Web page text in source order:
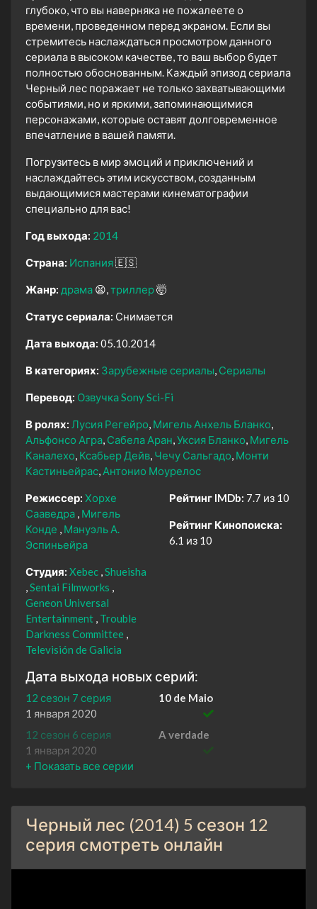
глубоко, что вы наверняка не пожалеете о
времени, проведенном перед экраном. Если вы
стремитесь наслаждаться просмотром данного
сериала в высоком качестве, то ваш выбор будет
полностью обоснованным. Каждый эпизод сериала
Черный лес поражает не только захватывающими
событиями, но и яркими, запоминающимися
персонажами, которые оставят долговременное
впечатление в вашей памяти.
Погрузитесь в мир эмоций и приключений и
наслаждайтесь этим искусством, созданным
выдающимися мастерами кинематографии
специально для вас!
Год выхода: 2014
Страна: Испания🇪🇸
Жанр: драма 😫 триллер🤯
Статус сериала: Снимается
Дата выхода: 05.10.2014
В категориях: Зарубежные сериалы Сериалы
Перевод: Озвучка Sony Sci-Fi
В ролях: Лусия Регейро Мигель Анхель Бланко
Альфонсо Агра Сабела Аран Уксия Бланко Мигель
Каналехо Ксабьер Дейв Чечу Сальгадо Монти
Кастиньейрас Антонио Моурелос
Режиссер: Хорхе
Сааведра Мигель
Конде
Мануэль А.
Эспиньейра
Студия: Xebec Shueisha
Sentai Filmworks
Geneon Universal
Entertainment Trouble
Darkness Committee
Televisión de Galicia
Рейтинг IMDb: 7.7 из 10
Рейтинг Кинопоиска:
6.1 из 10
Дата выхода новых серий:
12 сезон 7 серия
10 de Maio
1 января 2020
12 сезон 6 серия
A verdade
1 января 2020
12 сезон 5 серия
12 сезон 4 серия
Inimigos reais, amigos
imaxinarios
1 января 2020
Черный лес (2014) 5 сезон 12
серия смотреть онлайн